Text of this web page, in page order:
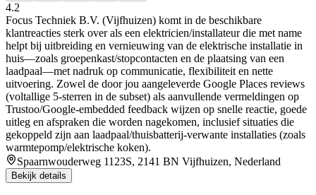
4.2
Focus Techniek B.V. (Vijfhuizen) komt in de beschikbare
klantreacties sterk over als een elektricien/installateur die met name
helpt bij uitbreiding en vernieuwing van de elektrische installatie in
huis—zoals groepenkast/stopcontacten en de plaatsing van een
laadpaal—met nadruk op communicatie, flexibiliteit en nette
uitvoering. Zowel de door jou aangeleverde Google Places reviews
(voltallige 5-sterren in de subset) als aanvullende vermeldingen op
Trustoo/Google-embedded feedback wijzen op snelle reactie, goede
uitleg en afspraken die worden nagekomen, inclusief situaties die
gekoppeld zijn aan laadpaal/thuisbatterij-verwante installaties (zoals
warmtepomp/elektrische koken).
Spaarnwouderweg 1123S, 2141 BN Vijfhuizen, Nederland
Bekijk details